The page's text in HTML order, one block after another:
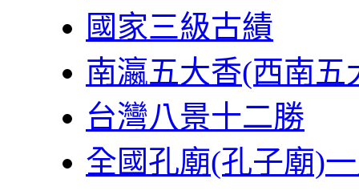
國家三級古績
南瀛五大香(西南五
台灣八景十二勝
全國孔廟(孔子廟)